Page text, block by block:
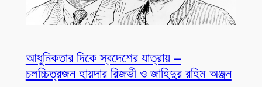
আধুনিকতার দিকে স্বদেশের যাত্রায় –
চলচ্চিত্রজন হায়দার রিজভী ও জাহিদুর রহিম অঞ্জন